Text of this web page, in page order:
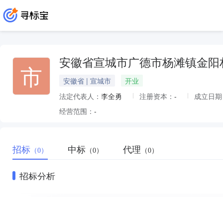
市 安徽省宣城市广德市杨滩镇金
安徽省 | 宣城市
开业
法定代表人： 李全勇 注册资本： -
成立日
经营范围： -
招标 （0） 中标 （0） 代理 （0）
招标分析